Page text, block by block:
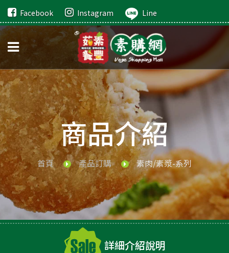
Facebook Instagram Line
商品介紹
首頁 產品訂購 素肉/素漿-系列
詳細介紹說明